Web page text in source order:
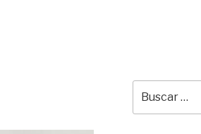
por: